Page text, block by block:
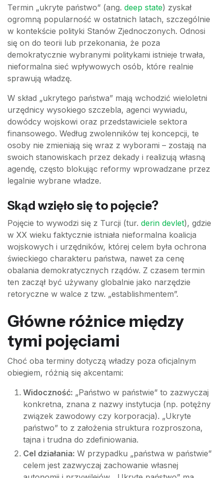
Termin „ukryte państwo” (ang. deep state) zyskał
ogromną popularność w ostatnich latach, szczególnie
w kontekście polityki Stanów Zjednoczonych. Odnosi
się on do teorii lub przekonania, że poza
demokratycznie wybranymi politykami istnieje trwała,
nieformalna sieć wpływowych osób, które realnie
sprawują władzę.
W skład „ukrytego państwa” mają wchodzić wieloletni
urzędnicy wysokiego szczebla, agenci wywiadu,
dowódcy wojskowi oraz przedstawiciele sektora
finansowego. Według zwolenników tej koncepcji, te
osoby nie zmieniają się wraz z wyborami – zostają na
swoich stanowiskach przez dekady i realizują własną
agendę, często blokując reformy wprowadzane przez
legalnie wybrane władze.
Skąd wzięło się to pojęcie?
Pojęcie to wywodzi się z Turcji (tur. derin devlet), gdzie
w XX wieku faktycznie istniała nieformalna koalicja
wojskowych i urzędników, której celem była ochrona
świeckiego charakteru państwa, nawet za cenę
obalania demokratycznych rządów. Z czasem termin
ten zaczął być używany globalnie jako narzędzie
retoryczne w walce z tzw. „establishmentem”.
Główne różnice między
tymi pojęciami
Choć oba terminy dotyczą władzy poza oficjalnym
obiegiem, różnią się akcentami:
Widoczność: „Państwo w państwie” to zazwyczaj
konkretna, znana z nazwy instytucja (np. potężny
związek zawodowy czy korporacja). „Ukryte
państwo” to z założenia struktura rozproszona,
tajna i trudna do zdefiniowania.
Cel działania: W przypadku „państwa w państwie”
celem jest zazwyczaj zachowanie własnej